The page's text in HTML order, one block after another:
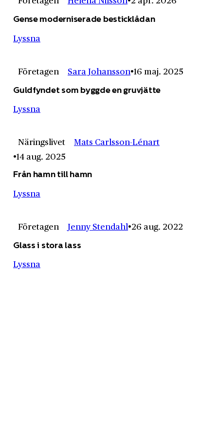
Gense moderniserade besticklådan
Lyssna
Företagen Sara Johansson 16 maj. 2025
Guldfyndet som byggde en gruvjätte
Lyssna
Näringslivet
Mats Carlsson-Lénart
14 aug. 2025
Från hamn till hamn
Lyssna
Företagen Jenny Stendahl 26 aug. 2022
Glass i stora lass
Lyssna